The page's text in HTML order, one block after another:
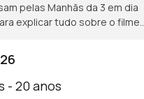
pelas Manhãs da 3 em dia
explicar tudo sobre o filme
- 20 anos